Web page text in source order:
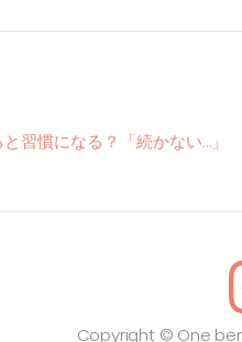
習慣になる？「続かない…」
Copyright © One